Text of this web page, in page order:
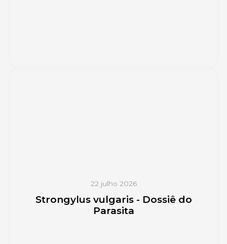
22 julho 2026
Strongylus vulgaris - Dossiê do
Parasita